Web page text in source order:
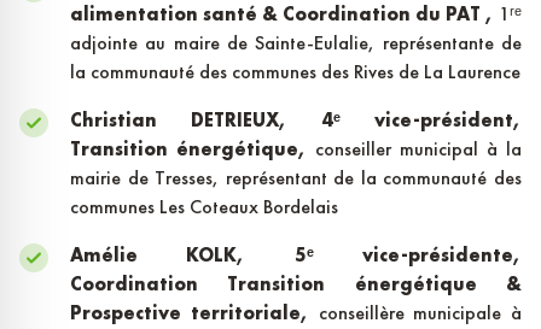
alimentation santé & Coordination du PAT , 1ʳᵉ
adjointe au maire de Sainte-Eulalie, représentante de
la communauté des communes des Rives de La Laurence
Christian DETRIEUX,
4ᵉ vice-président,
Transition énergétique, conseiller municipal à la
mairie de Tresses, représentant de la communauté des
communes Les Coteaux Bordelais
Amélie KOLK,
5ᵉ vice-présidente,
Coordination Transition énergétique &
Prospective territoriale, conseillère municipale à